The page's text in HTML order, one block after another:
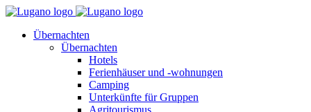
Übernachten
Übernachten
Hotels
Ferienhäuser und -wohnungen
Camping
Unterkünfte für Gruppen
Agritourismus